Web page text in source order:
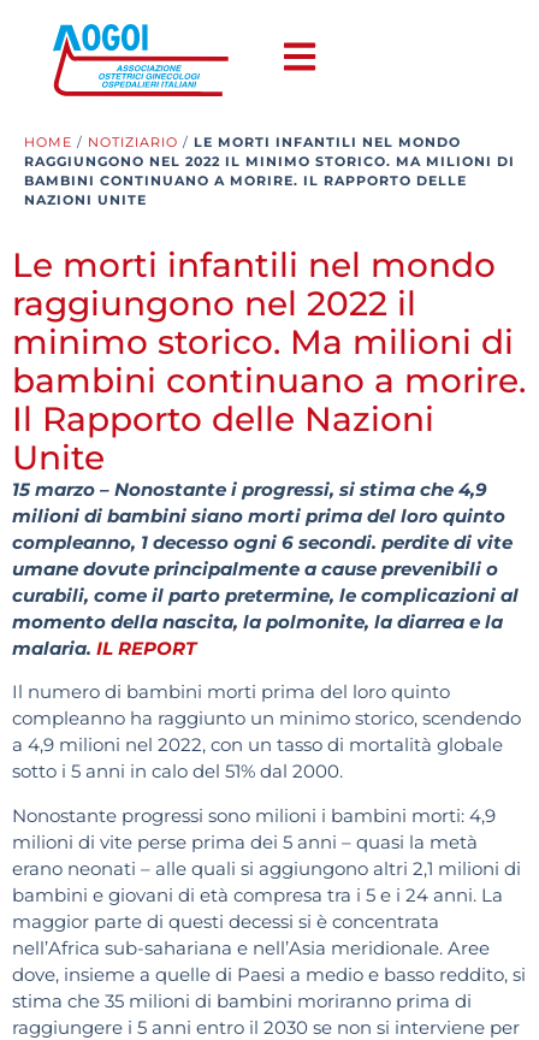
HOME / NOTIZIARIO / LE MORTI INFANTILI NEL MONDO
RAGGIUNGONO NEL 2022 IL MINIMO STORICO. MA MILIONI DI
BAMBINI CONTINUANO A MORIRE. IL RAPPORTO DELLE
NAZIONI UNITE
Le morti infantili nel mondo
raggiungono nel 2022 il
minimo storico. Ma milioni di
bambini continuano a morire.
Il Rapporto delle Nazioni
Unite
15 marzo – Nonostante i progressi, si stima che 4,9
milioni di bambini siano morti prima del loro quinto
compleanno, 1 decesso ogni 6 secondi. perdite di vite
umane dovute principalmente a cause prevenibili o
curabili, come il parto pretermine, le complicazioni al
momento della nascita, la polmonite, la diarrea e la
malaria. IL REPORT
Il numero di bambini morti prima del loro quinto
compleanno ha raggiunto un minimo storico, scendendo
a 4,9 milioni nel 2022, con un tasso di mortalità globale
sotto i 5 anni in calo del 51% dal 2000.
Nonostante progressi sono milioni i bambini morti: 4,9
milioni di vite perse prima dei 5 anni – quasi la metà
erano neonati – alle quali si aggiungono altri 2,1 milioni di
bambini e giovani di età compresa tra i 5 e i 24 anni. La
maggior parte di questi decessi si è concentrata
nell’Africa sub-sahariana e nell’Asia meridionale. Aree
dove, insieme a quelle di Paesi a medio e basso reddito, si
stima che 35 milioni di bambini moriranno prima di
raggiungere i 5 anni entro il 2030 se non si interviene per